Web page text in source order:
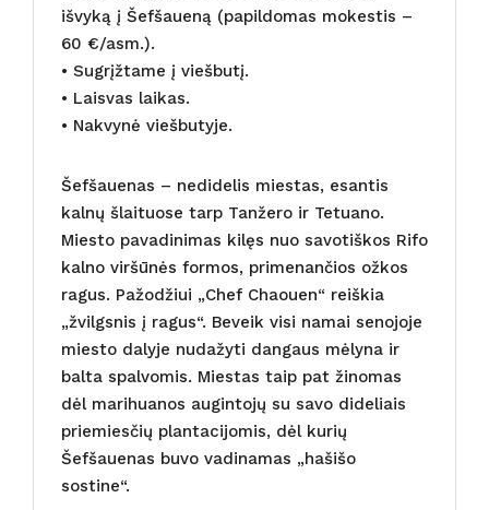
išvyką į Šefšaueną (papildomas mokestis –
60 €/asm.).
• Sugrįžtame į viešbutį.
• Laisvas laikas.
• Nakvynė viešbutyje.
Šefšauenas – nedidelis miestas, esantis
kalnų šlaituose tarp Tanžero ir Tetuano.
Miesto pavadinimas kilęs nuo savotiškos Rifo
kalno viršūnės formos, primenančios ožkos
ragus. Pažodžiui „Chef Chaouen“ reiškia
„žvilgsnis į ragus“. Beveik visi namai senojoje
miesto dalyje nudažyti dangaus mėlyna ir
balta spalvomis. Miestas taip pat žinomas
dėl marihuanos augintojų su savo dideliais
priemiesčių plantacijomis, dėl kurių
Šefšauenas buvo vadinamas „hašišo
sostine“.